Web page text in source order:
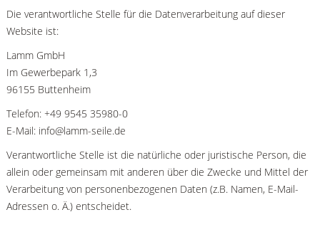
Die verantwortliche Stelle für die Datenverarbeitung auf dieser
Website ist:
Lamm GmbH
Im Gewerbepark 1,3
96155 Buttenheim
Telefon: +49 9545 35980-0
E-Mail: info@lamm-seile.de
Verantwortliche Stelle ist die natürliche oder juristische Person, die
allein oder gemeinsam mit anderen über die Zwecke und Mittel der
Verarbeitung von personenbezogenen Daten (z.B. Namen, E-Mail-
Adressen o. Ä.) entscheidet.